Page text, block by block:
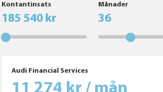
Continental AG
Kontantinsats
185 540 kr
Månader
36
Audi Financial Services